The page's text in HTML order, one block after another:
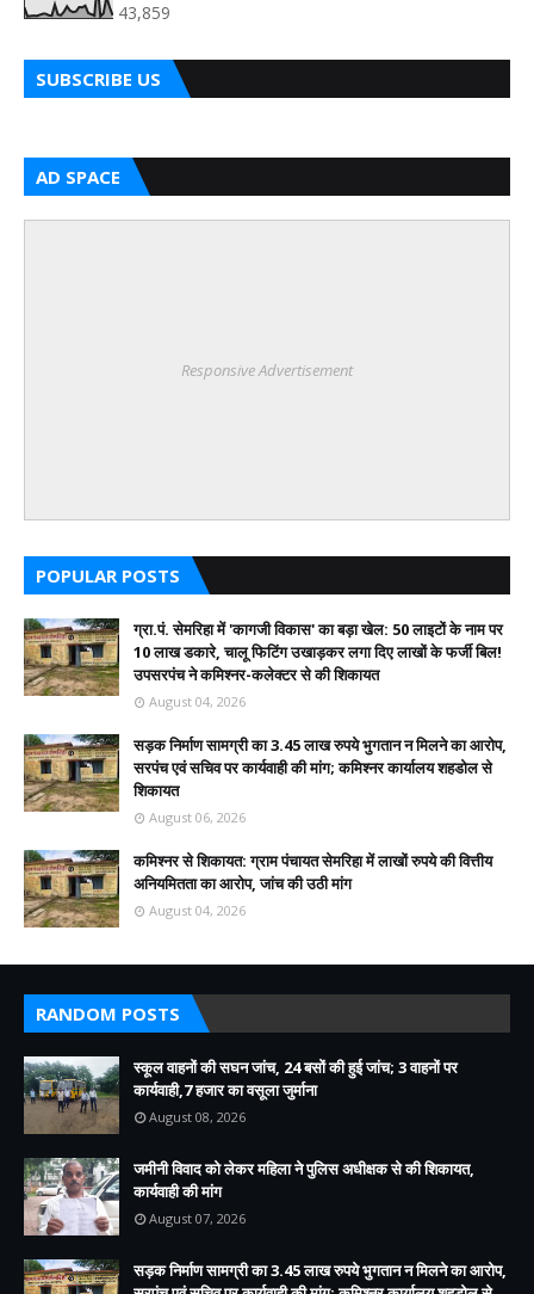
43,859
SUBSCRIBE US
AD SPACE
Responsive Advertisement
POPULAR POSTS
ग्रा.पं. सेमरिहा में 'कागजी विकास' का बड़ा खेल: 50 लाइटों के नाम पर
10 लाख डकारे, चालू फिटिंग उखाड़कर लगा दिए लाखों के फर्जी बिल!
उपसरपंच ने कमिश्नर-कलेक्टर से की शिकायत
August 04, 2026
सड़क निर्माण सामग्री का 3.45 लाख रुपये भुगतान न मिलने का आरोप,
सरपंच एवं सचिव पर कार्यवाही की मांग; कमिश्नर कार्यालय शहडोल से
शिकायत
August 06, 2026
कमिश्नर से शिकायत: ग्राम पंचायत सेमरिहा में लाखों रुपये की वित्तीय
अनियमितता का आरोप, जांच की उठी मांग
August 04, 2026
RANDOM POSTS
स्कूल वाहनों की सघन जांच, 24 बसों की हुई जांच; 3 वाहनों पर
कार्यवाही,7 हजार का वसूला जुर्माना
August 08, 2026
जमीनी विवाद को लेकर महिला ने पुलिस अधीक्षक से की शिकायत,
कार्यवाही की मांग
August 07, 2026
सड़क निर्माण सामग्री का 3.45 लाख रुपये भुगतान न मिलने का आरोप,